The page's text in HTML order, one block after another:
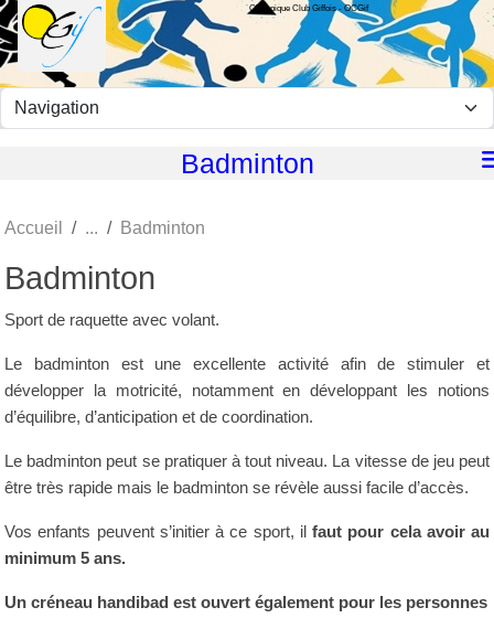
Olympique Club Giffois - OCGif
Badminton
Accueil Badminton
Badminton
Sport de raquette avec volant.
Le badminton est une excellente activité afin de stimuler et
développer la motricité, notamment en développant les notions
d’équilibre, d’anticipation et de coordination.
Le badminton peut se pratiquer à tout niveau. La vitesse de jeu peut
être très rapide mais le badminton se révèle aussi facile d’accès.
Vos enfants peuvent s’initier à ce sport, il faut pour cela avoir au
minimum 5 ans.
Un créneau handibad est ouvert également pour les personnes
Panneau de gestion des cookies